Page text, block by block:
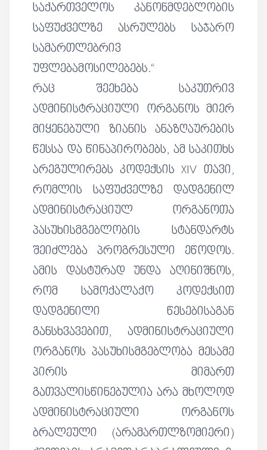
საქართველოს კანონმდებლობის
საფუძველზე ასრულებს საჯარო
სამართლებრივ
უფლებამოსილებებს.“
რაც შეეხება საკუთრივ
ადმინისტრაციული ორგანოს მიერ
მიყენებული ზიანის ანაზღაურების
წესსა და წინაპირობებს, ამ საკითხს
არეგულირებს კოდექსის XIV თავი,
რომლის საფუძველზე დადგენილ
ადმინისტრაციულ ორგანოთა
პასუხისმგებლობის სტანდარტს
შეიძლება პროგრესული ეწოდოს.
ამის დასტურად უნდა აღინიშნოს,
რომ სამოქალაქო კოდექსით
დადგენილი წესებისაგან
განსხვავებით, ადმინისტრაციული
ორგანოს პასუხისმგებლობა მესამე
პირის მიმართ
გათვალისწინებულია არა მხოლოდ
ადმინისტრაციული ორგანოს
ბრალეული (არამართლზომიერი)